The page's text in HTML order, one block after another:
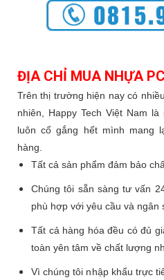
ĐỊA CHỈ MUA NHỰA
Trên thị trường hiện nay có
nhiên, Happy Tech Việt Nam
luôn cố gắng hết mình mang
hàng.
Tất cả sản phẩm đảm bảo
Chúng tôi sẵn sàng tư vấn
phù hợp với yêu cầu và ngân
Tất cả hàng hóa đều có đủ
toàn yên tâm về chất lượng
Vì chúng tôi nhập khẩu trực